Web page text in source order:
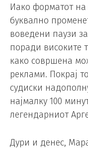
Иако форматот
буквално
воведени паузи
поради високите
како совршена
реклами. Покрај
судиски
најмалку 100
легендарниот
Дури и денес,